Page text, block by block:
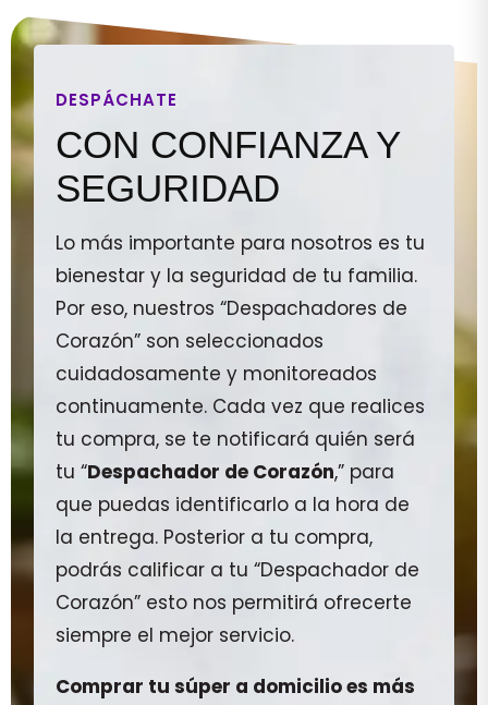
DESPÁCHATE
CON CONFIANZA Y
SEGURIDAD
Lo más importante para nosotros es tu
bienestar y la seguridad de tu familia.
Por eso, nuestros “Despachadores de
Corazón” son seleccionados
cuidadosamente y monitoreados
continuamente. Cada vez que realices
tu compra, se te notificará quién será
tu “Despachador de Corazón,” para
que puedas identificarlo a la hora de
la entrega. Posterior a tu compra,
podrás calificar a tu “Despachador de
Corazón” esto nos permitirá ofrecerte
siempre el mejor servicio.
Comprar tu súper a domicilio es más